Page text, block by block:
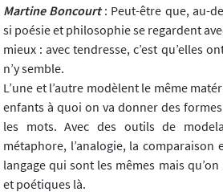
Martine Boncourt: Peut-être que, au-
si poésie et philosophie se regardent
mieux : avec tendresse, c’est qu’elles
n’y semble.
L’une et l’autre modèlent le même
enfants à quoi on va donner des
les mots. Avec des outils de
métaphore, l’analogie, la comparaison
langage qui sont les mêmes mais
et poétiques là.